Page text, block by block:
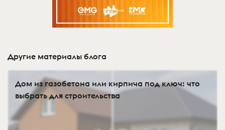
Другие материалы блога
Дом из газобетона или кирпича под ключ: что
выбрать для строительства